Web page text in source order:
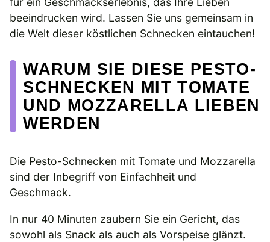
beeindrucken wird. Lassen Sie uns gemeinsam in
die Welt dieser köstlichen Schnecken eintauchen!
WARUM SIE DIESE PESTO-
SCHNECKEN MIT TOMATE
UND MOZZARELLA LIEBEN
WERDEN
Die Pesto-Schnecken mit Tomate und Mozzarella
sind der Inbegriff von Einfachheit und
Geschmack.
In nur 40 Minuten zaubern Sie ein Gericht, das
sowohl als Snack als auch als Vorspeise glänzt.